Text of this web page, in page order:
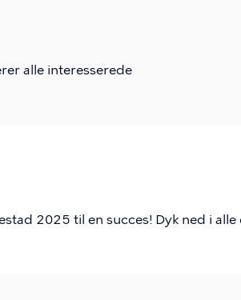
alle interesserede
2025 til en succes! Dyk ned i